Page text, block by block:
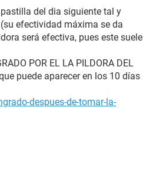
del dia siguiente tal y
efectividad máxima se da
será efectiva, pues este suele
POR EL LA PILDORA DEL
puede aparecer en los 10 días
despues-de-tomar-la-